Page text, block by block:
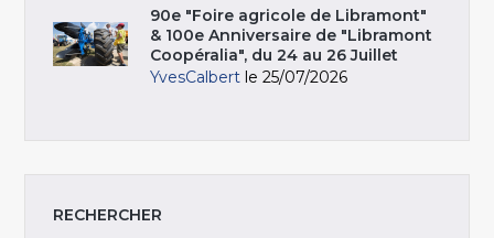
90e "Foire agricole de Libramont"
& 100e Anniversaire de "Libramont
Coopéralia", du 24 au 26 Juillet
YvesCalbert le 25/07/2026
RECHERCHER